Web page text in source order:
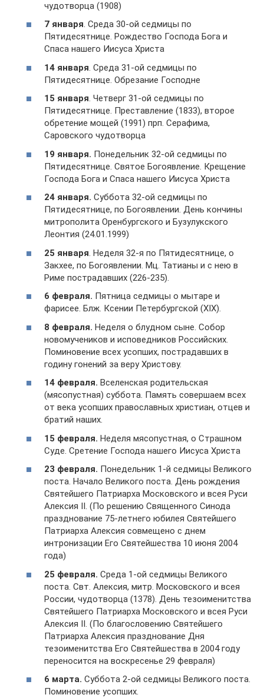
чудотворца (1908)
7 января. Среда 30-ой седмицы по
Пятидесятнице. Рождество Господа Бога и
Спаса нашего Иисуса Христа
14 января. Среда 31-ой седмицы по
Пятидесятнице. Обрезание Господне
15 января. Четверг 31-ой седмицы по
Пятидесятнице. Преставление (1833), второе
обретение мощей (1991) прп. Серафима,
Саровского чудотворца
19 января. Понедельник 32-ой седмицы по
Пятидесятнице. Святое Богоявление. Крещение
Господа Бога и Спаса нашего Иисуса Христа
24 января. Суббота 32-ой седмицы по
Пятидесятнице, по Богоявлении. День кончины
митрополита Оренбургского и Бузулукского
Леонтия (24.01.1999)
25 января. Неделя 32-я по Пятидесятнице, о
Закхее, по Богоявлении. Мц. Татианы и с нею в
Риме пострадавших (226-235).
6 февраля. Пятница седмицы о мытаре и
фарисее. Блж. Ксении Петербургской (XIX).
8 февраля. Неделя о блудном сыне. Собор
новомучеников и исповедников Российских.
Поминовение всех усопших, пострадавших в
годину гонений за веру Христову.
14 февраля. Вселенская родительская
(мясопустная) суббота. Память совершаем всех
от века усопших православных христиан, отцев и
братий наших.
15 февраля. Неделя мясопустная, о Страшном
Суде. Сретение Господа нашего Иисуса Христа
23 февраля. Понедельник 1-й седмицы Великого
поста. Начало Великого поста. День рождения
Святейшего Патриарха Московского и всея Руси
Алексия II. (По решению Священного Синода
празднование 75-летнего юбилея Святейшего
Патриарха Алексия совмещено с днем
интронизации Его Святейшества 10 июня 2004
года)
25 февраля. Среда 1-ой седмицы Великого
поста. Свт. Алексия, митр. Московского и всея
России, чудотворца (1378). День тезоименитства
Святейшего Патриарха Московского и всея Руси
Алексия II. (По благословению Святейшего
Патриарха Алексия празднование Дня
тезоименитства Его Святейшества в 2004 году
переносится на воскресенье 29 февраля)
6 марта. Суббота 2-ой седмицы Великого поста.
Поминовение усопших.